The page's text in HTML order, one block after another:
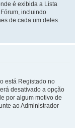
é exibida a Lista
incluindo
de cada um deles.
está Registado no
desativado a opção
por algum motivo de
ao Administrador